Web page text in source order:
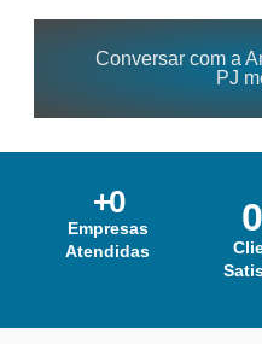
Conversar com a
PJ
+0
Empresas
Atendidas
0